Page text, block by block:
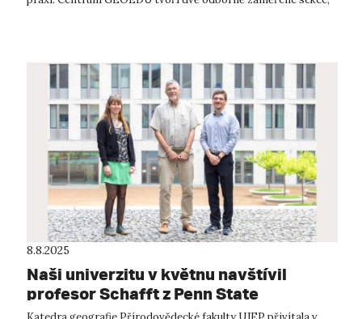
8.8.2025
Naši univerzitu v květnu navštívil
profesor Schafft z Penn State
University